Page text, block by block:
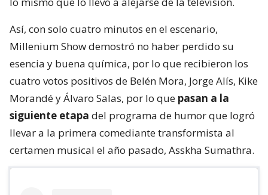
Así, con solo cuatro minutos en el escenario,
Millenium Show demostró no haber perdido su
esencia y buena química, por lo que recibieron los
cuatro votos positivos de Belén Mora, Jorge Alís, Kike
Morandé y Álvaro Salas, por lo que pasan a la
siguiente etapa del programa de humor que logró
llevar a la primera comediante transformista al
certamen musical el año pasado, Asskha Sumathra.